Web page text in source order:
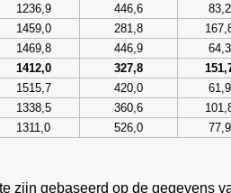
1236,9 446,6 83,2
1459,0 281,8
1469,8 446,9 64,3
1412,0 327,8
1515,7 420,0 61,9
1338,5 360,6
1311,0 526,0 77,9
zijn gebaseerd op de gegevens